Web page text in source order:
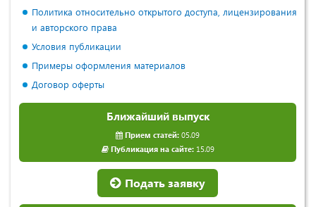
Политика относительно открытого доступа, лицензирования
и авторского права
Условия публикации
Примеры оформления материалов
Договор оферты
Ближайший выпуск
Прием статей: 05.09
Публикация на сайте:15.09
Подать заявку